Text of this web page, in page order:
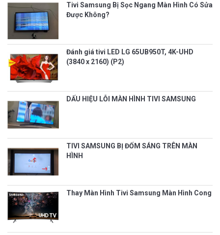
Tivi Samsung Bị Sọc Ngang Màn Hình Có Sửa
Được Không?
Đánh giá tivi LED LG 65UB950T, 4K-UHD
(3840 x 2160) (P2)
DẤU HIỆU LỖI MÀN HÌNH TIVI SAMSUNG
TIVI SAMSUNG BỊ ĐỐM SÁNG TRÊN MÀN
HÌNH
Thay Màn Hình Tivi Samsung Màn Hình Cong